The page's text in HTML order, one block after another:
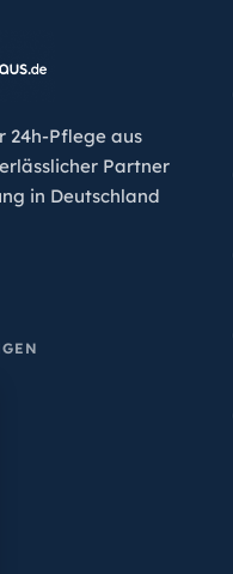
24h-Pflege aus
Partner
in Deutschland